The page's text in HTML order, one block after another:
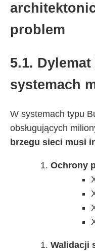
problem
5.1.
systemach
W systemach typu
obsługujących
brzegu sieci musi
Ochrony
Walidacji